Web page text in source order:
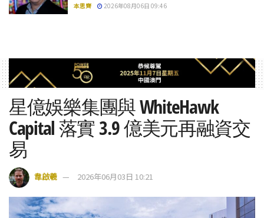
本思齊 2026年08月06日 09:46
星億娛樂集團與 WhiteHawk
Capital 落實 3.9 億美元再融資交
易
韋啟羲 2026年06月03日 10:21